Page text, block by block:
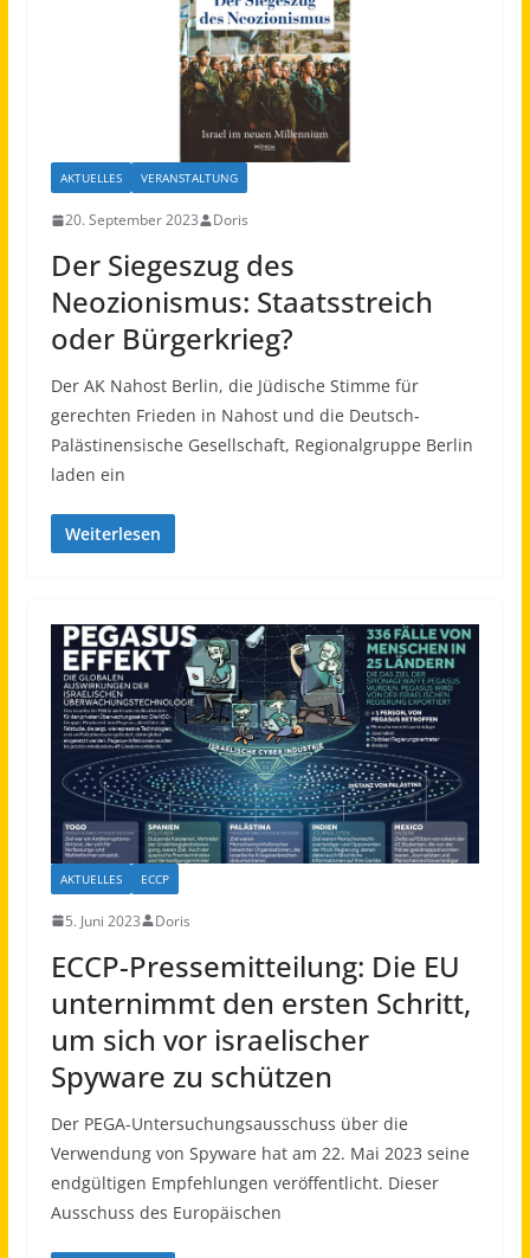
AKTUELLES VERANSTALTUNG
20. September 2023 Doris
Der Siegeszug des
Neozionismus: Staatsstreich
oder Bürgerkrieg?
Der AK Nahost Berlin, die Jüdische Stimme für
gerechten Frieden in Nahost und die Deutsch-
Palästinensische Gesellschaft, Regionalgruppe Berlin
laden ein
Weiterlesen
AKTUELLES ECCP
5. Juni 2023 Doris
ECCP-Pressemitteilung: Die EU
unternimmt den ersten Schritt,
um sich vor israelischer
Spyware zu schützen
Der PEGA-Untersuchungsausschuss über die
Verwendung von Spyware hat am 22. Mai 2023 seine
endgültigen Empfehlungen veröffentlicht. Dieser
Ausschuss des Europäischen